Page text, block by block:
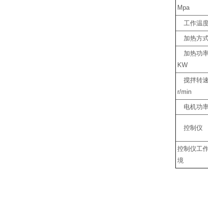
Mpa
工作温度
加热方
加热功
KW
搅拌转速
r/min
电机功
控制仪
控制仪工
境